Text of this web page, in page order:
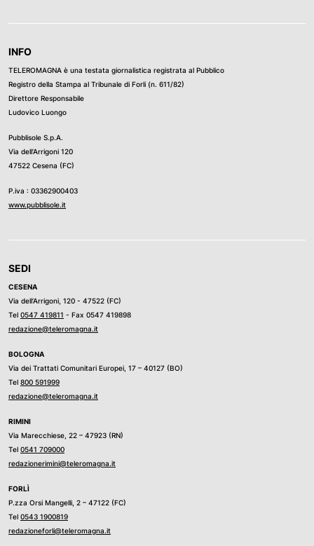
INFO
TELEROMAGNA è una testata giornalistica registrata al Pubblico
Registro della Stampa al Tribunale di Forli (n. 611/82)
Direttore Responsabile
Ludovico Luongo
Pubblisole S.p.A.
Via dell’Arrigoni 120
47522 Cesena (FC)
P.iva : 03362900403
www.pubblisole.it
SEDI
CESENA
Via dell’Arrigoni, 120 - 47522 (FC)
Tel 0547 419811 - Fax 0547 419898
redazione@teleromagna.it
BOLOGNA
Via dei Trattati Comunitari Europei, 17 – 40127 (BO)
Tel 800 591999
redazione@teleromagna.it
RIMINI
Via Marecchiese, 22 – 47923 (RN)
Tel 0541 709000
redazionerimini@teleromagna.it
FORLÌ
P.zza Orsi Mangelli, 2 – 47122 (FC)
Tel 0543 1900819
redazioneforli@teleromagna.it